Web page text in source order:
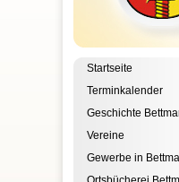
Startseite
Terminkalender
Geschichte
Vereine
Gewerbe in